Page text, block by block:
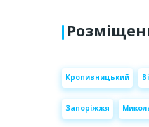
Кропивницький
Запоріжжя